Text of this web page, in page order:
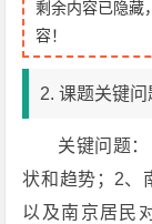
剩余内容已隐藏
容！
2. 课题关键
关键问题
状和趋势；2、
以及南京居民